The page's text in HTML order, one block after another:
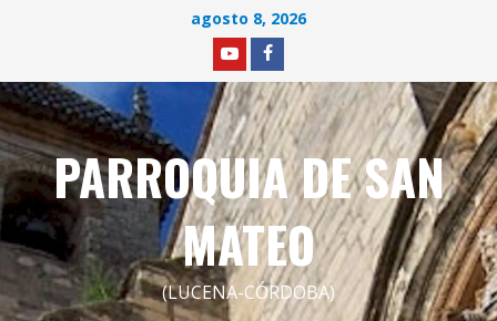
agosto 8, 2026
YOUTUBE
facebook
PARROQUIA DE SAN
MATEO
(LUCENA-CÓRDOBA)